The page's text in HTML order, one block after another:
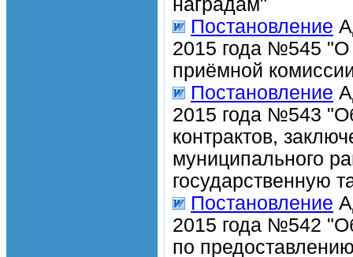
наградам"
Постановление
2015 года №545 "О
приёмной
Постановление
2015 года №543
контрактов,
муниципального
государственную
Постановление
2015 года №542
по